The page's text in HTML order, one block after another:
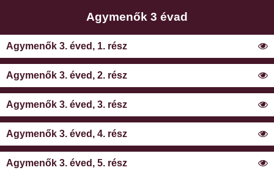
Agymenők 3 évad
Agymenők 3. éved, 1. rész
Agymenők 3. éved, 2. rész
Agymenők 3. éved, 3. rész
Agymenők 3. éved, 4. rész
Agymenők 3. éved, 5. rész